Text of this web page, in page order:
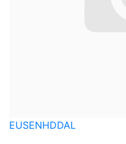
EUSENHDDAL